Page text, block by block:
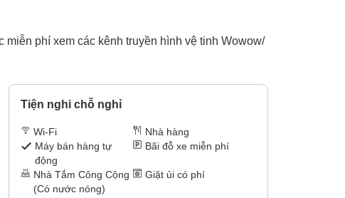
phí xem các kênh truyền hình vệ tinh Wowow/
Tiện nghi chỗ nghỉ
Wi-Fi
Nhà hàng
Máy bán hàng tự
động
Bãi đỗ xe miễn phí
Nhà Tắm Công Cộng
(Có nước nóng)
Giặt ủi có phí